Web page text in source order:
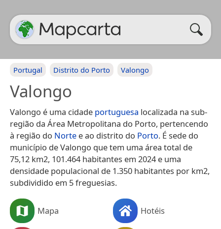
Portugal Distrito do Porto Valongo
Valongo
Valongo é uma cidade portuguesa localizada na sub-
região da Área Metropolitana do Porto, pertencendo
à região do Norte e ao distrito do Porto. É sede do
município de Valongo que tem uma área total de
75,12 km2, 101.464 habitantes em 2024 e uma
densidade populacional de 1.350 habitantes por km2,
subdividido em 5 freguesias.
Mapa Hotéis